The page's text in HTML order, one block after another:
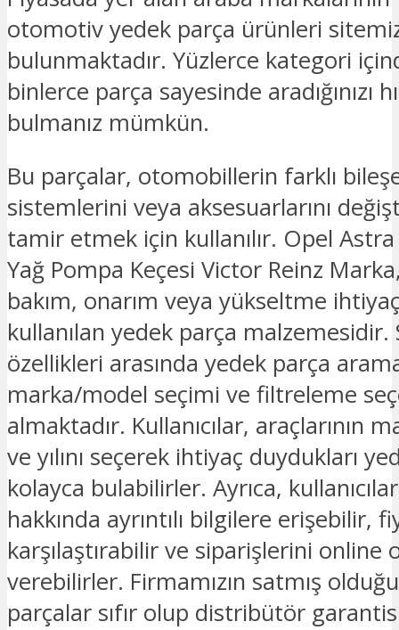
otomotiv yedek parça ürünleri
bulunmaktadır. Yüzlerce kategori
binlerce parça sayesinde aradığınızı
bulmanız mümkün.
Bu parçalar, otomobillerin farklı
sistemlerini veya aksesuarlarını
tamir etmek için kullanılır. Opel
Yağ Pompa Keçesi Victor Reinz
bakım, onarım veya yükseltme
kullanılan yedek parça
özellikleri arasında yedek parça
marka/model seçimi ve filtreleme
almaktadır. Kullanıcılar, araçlarının
ve yılını seçerek ihtiyaç duydukları
kolayca bulabilirler. Ayrıca,
hakkında ayrıntılı bilgilere erişebilir,
karşılaştırabilir ve siparişlerini online
verebilirler. Firmamızın satmış
parçalar sıfır olup distribütör